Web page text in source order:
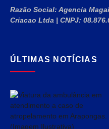
Razão Social: Agencia
Criacao Ltda | CNPJ:
ÚLTIMAS NOTÍCIAS